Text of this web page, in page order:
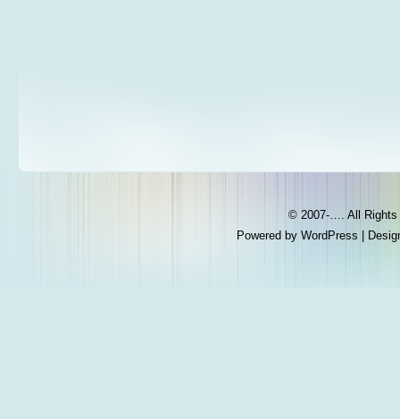
© 2007-…. All
Powered by WordPress |